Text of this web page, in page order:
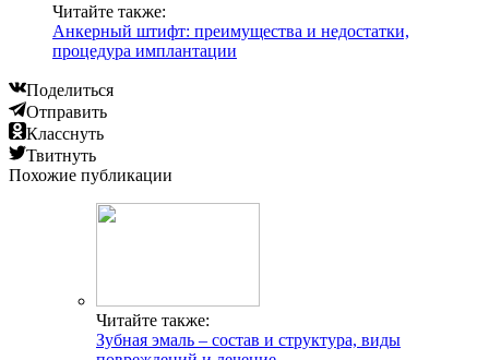
Читайте также:
Анкерный штифт: преимущества и недостатки,
процедура имплантации
Поделиться
Отправить
Класснуть
Твитнуть
Похожие публикации
Читайте также:
Зубная эмаль – состав и структура, виды